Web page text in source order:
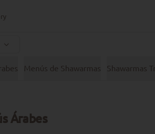
Menús de Shawarmas Shawarmas
Árabes